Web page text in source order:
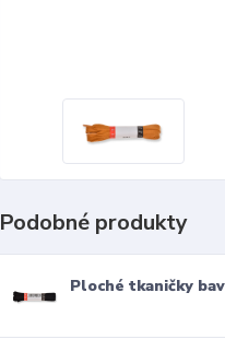
Podobné produkty
Ploché tkaničky